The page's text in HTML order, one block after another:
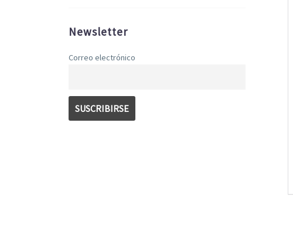
Newsletter
Correo electrónico